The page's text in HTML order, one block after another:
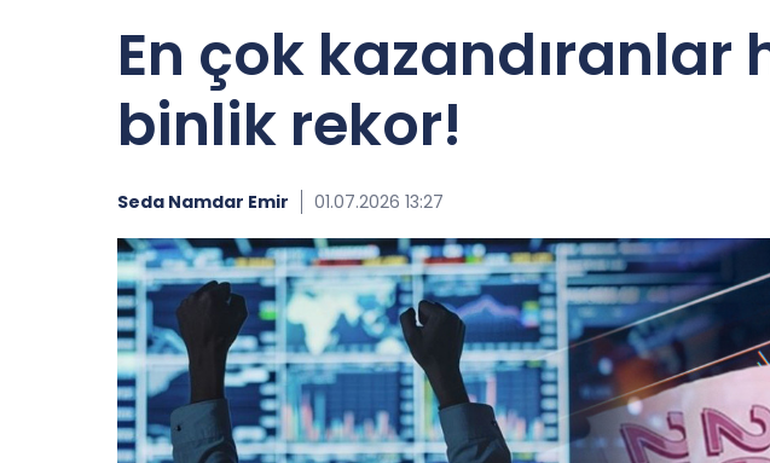
En çok kazandıranlar
binlik rekor!
Seda Namdar Emir 01.07.2026 13:27